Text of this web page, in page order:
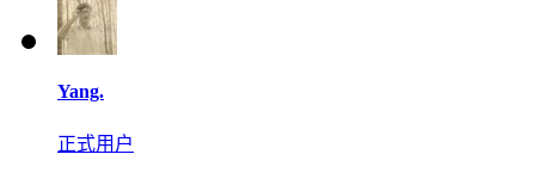
Yang.
正式用户